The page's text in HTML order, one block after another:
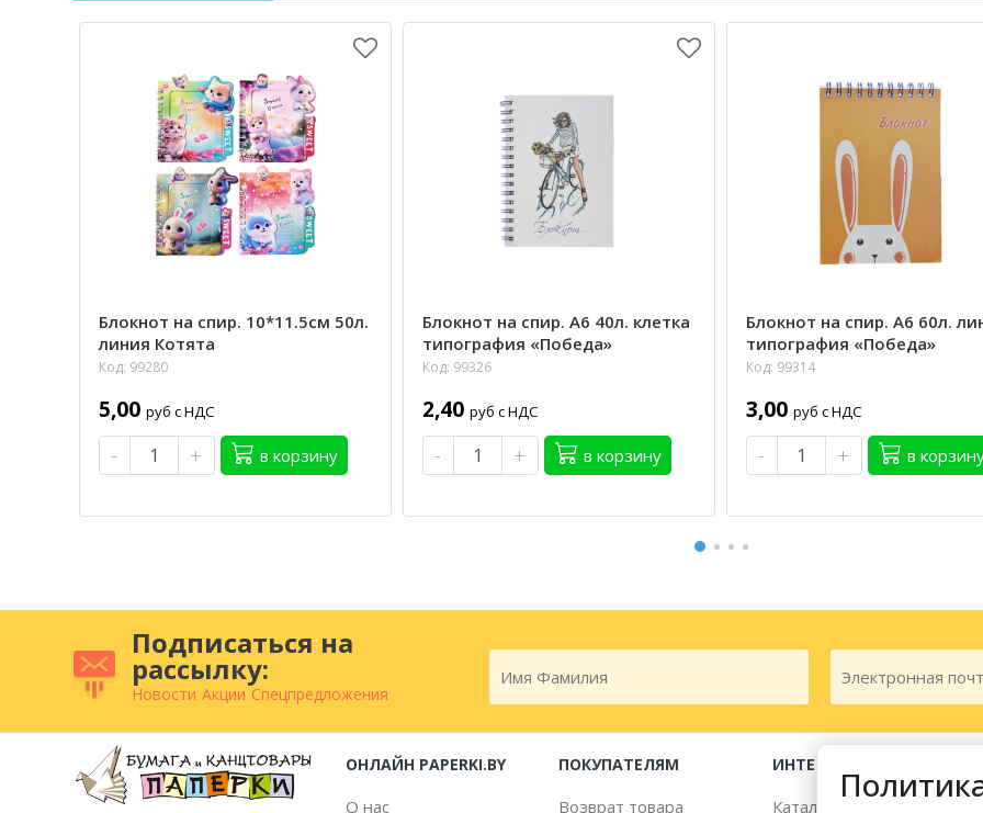
Блокнот на спир. 10*11.5см 50л.
линия Котята
Код: 99280
5,00 руб с НДС
- + в корзину
Блокнот на спир. А6 40л. клетка
типография «Победа»
Код: 99326
2,40 руб с НДС
- + в корзину
Блокнот на спир. А6 60л.
типография «Победа»
Код: 99314
3,00 руб с НДС
- + в
Подписаться на
рассылку:
Новости Акции Спецпредложения
ОНЛАЙН PAPERKI.BY
О нас
ПОКУПАТЕЛЯМ
Возврат товара
ИНТЕРНЕТ-МАГАЗИН
Каталог товаров